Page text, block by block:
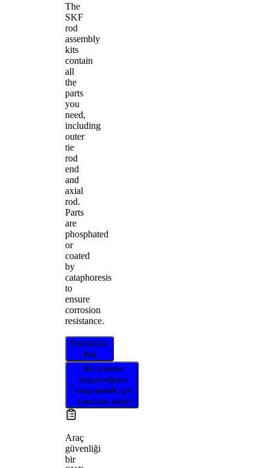
The
SKF
rod
assembly
kits
contain
all
the
parts
you
need,
including
outer
tie
rod
end
and
axial
rod.
Parts
are
phosphated
or
coated
by
cataphoresis
to
ensure
corrosion
resistance.
Distribütör
bul
Bu ürünün
uygunluğunu
onaylamak için
aracınızı seçin
Araç
güvenliği
bir